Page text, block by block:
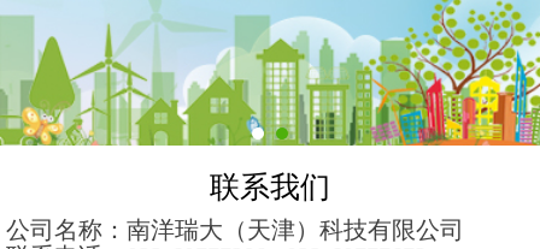
联系我们
公司名称： 南洋瑞大（天津）科技有限公司